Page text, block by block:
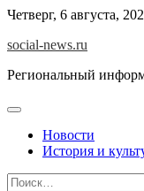
Skip
content
Четверг, 6 августа,
social-news.ru
Региональный
Новости
История и
Найти: